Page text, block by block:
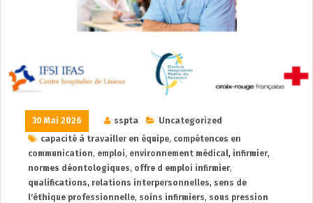
30 Mai 2026 sspta
Uncategorized
capacité à travailler en équipe, compétences en
communication, emploi, environnement médical, infirmier,
normes déontologiques, offre d emploi infirmier,
qualifications, relations interpersonnelles, sens de
l'éthique professionnelle, soins infirmiers, sous pression